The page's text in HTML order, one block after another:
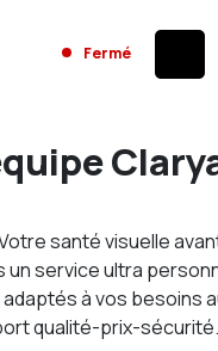
Fermé
santé visuelle
service ultra
à vos besoins
qualité-prix-sécurité.